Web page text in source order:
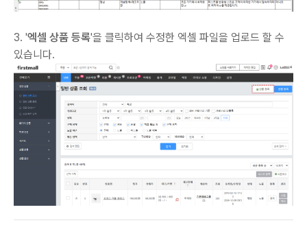
3. '엑셀 상품 등록'을 클릭하여 수정한 엑셀 파일을 업로드 할 수
있습니다.